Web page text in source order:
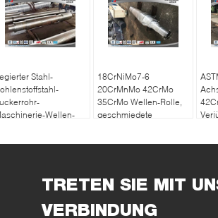
Stahl-
Wellen-
18CrNiMo7-6
20CrMnMo 42CrMo
35CrMo Wellen-Rolle,
geschmiedete
TRETEN SIE MIT
VERBINDUNG